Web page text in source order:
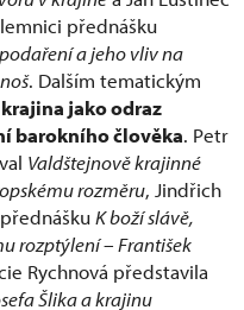
přednášku
a jeho vliv na
. Dalším tematickým
jako odraz
barokního člověka. Petr
Valdštejnově krajinné
rozměru, Jindřich
K boží slávě,
rozptýlení – František
Rychnová představila
Šlika a krajinu